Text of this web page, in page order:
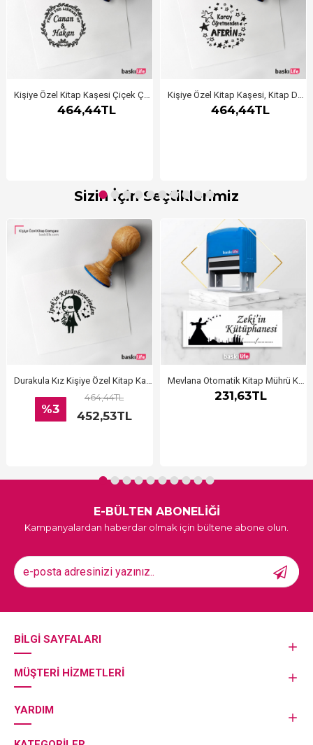
Kişiye Özel Kitap Kaşesi Çiçek Çerçeveli
464,44TL
Kişiye Özel Kitap Kaşesi, Kitap Damgası, Kitap Mührü Öğretmen Kaşesi Aferin
464,44TL
Sizin İçin Seçtiklerimiz
Durakula Kız Kişiye Özel Kitap Kaşesi, Kitap Damgası, Kitap Mührü
%3
464,44TL
452,53TL
Mevlana Otomatik Kitap Mührü Kitap Damgası Kişiye Özel Kaşe
231,63TL
E-BÜLTEN ABONELİĞİ
Kampanyalardan haberdar olmak için bültene abone olun.
BILGI SAYFALARI
MÜŞTERI HIZMETLERI
YARDIM